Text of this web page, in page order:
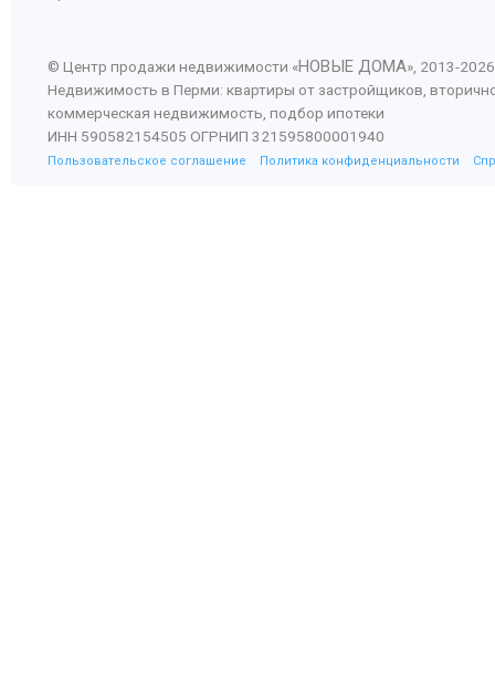
© Центр продажи недвижимости «НОВЫЕ ДОМА», 2013-2026
Недвижимость в Перми: квартиры от застройщиков,
коммерческая недвижимость, подбор ипотеки
ИНН 590582154505 ОГРНИП 321595800001940
Пользовательское соглашение Политика конфиденциальности